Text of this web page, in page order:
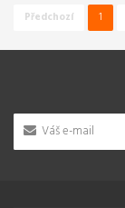
Předchozí 1